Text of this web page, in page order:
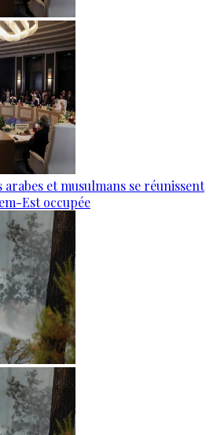
et musulmans se réunissent
Est occupée